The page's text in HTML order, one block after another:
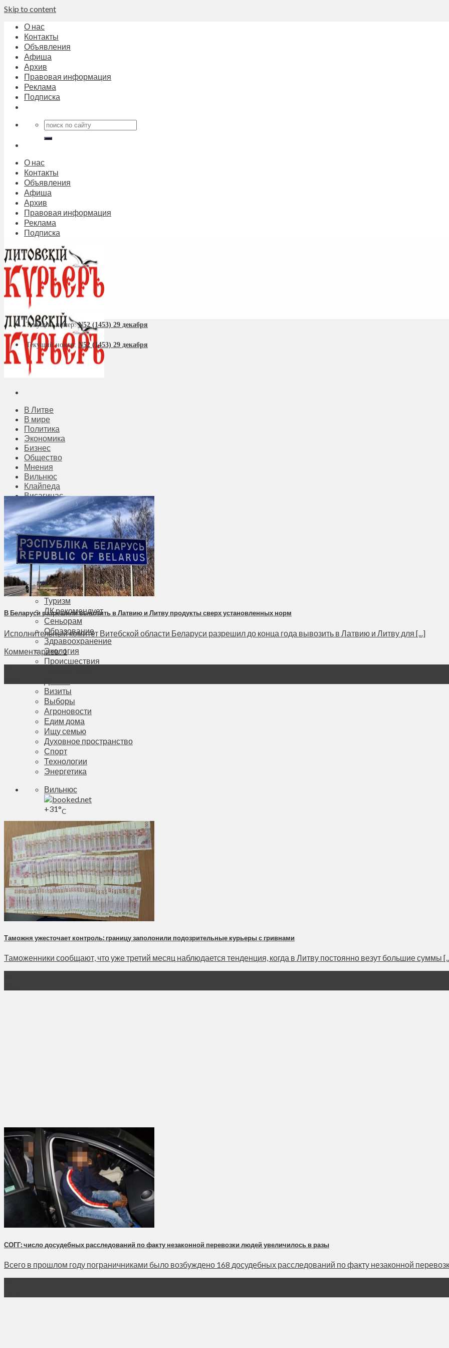
Skip to content
О нас
Контакты
Объявления
Афиша
Архив
Правовая информация
Реклама
Подписка
О нас
Контакты
Объявления
Афиша
Архив
Правовая информация
Реклама
Подписка
В Литве
В мире
Политика
Экономика
Бизнес
Общество
Мнения
Вильнюс
Клайпеда
Висагинас
Регионы
Соседи
Транспорт
Выбор читателей
Калейдоскоп
Армия
Сейм Литвы
Культура
Больше
Фоторепортаж
Туризм
ЛК рекомендует
Сеньорам
Образование
Здравоохранение
Экология
Происшествия
Визиты
Выборы
Агроновости
Едим дома
Ищу семью
Духовное пространство
Спорт
Технологии
Энергетика
Вильнюс
+31°C
Макс.:+31°
Мин.:+20°
Чт, 06.08.2026
Текущий номер:N52 (1453) 29 декабря
Текущий номер: N52 (1453) 29 декабря
В Беларуси разрешили вывозить в Латвию и Литву продукты сверх установленных норм
Исполнительный комитет Витебской области Беларуси разрешил до конца года вывозить в Латвию и Литву для [...]
Комментариев: 1
Таможня ужесточает контроль: границу заполонили подозрительные курьеры с гривнами
Таможенники сообщают, что уже третий месяц наблюдается тенденция, когда в Литву постоянно везут большие суммы
СОГГ: число досудебных расследований по факту незаконной перевозки людей увеличилось в разы
Всего в прошлом году пограничниками было возбуждено 168 досудебных расследований по факту незаконной